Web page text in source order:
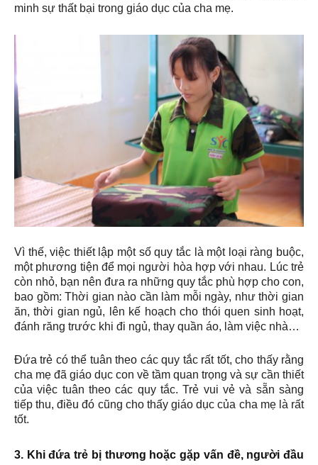
minh sự thất bại trong giáo dục của cha mẹ.
Vì thế, việc thiết lập một số quy tắc là một loại ràng buộc,
một phương tiện để mọi người hòa hợp với nhau. Lúc trẻ
còn nhỏ, bạn nên đưa ra những quy tắc phù hợp cho con,
bao gồm: Thời gian nào cần làm mỗi ngày, như thời gian
ăn, thời gian ngủ, lên kế hoạch cho thói quen sinh hoạt,
đánh răng trước khi đi ngủ, thay quần áo, làm việc nhà…
Đứa trẻ có thể tuân theo các quy tắc rất tốt, cho thấy rằng
cha mẹ đã giáo dục con về tầm quan trọng và sự cần thiết
của việc tuân theo các quy tắc. Trẻ vui vẻ và sẵn sàng
tiếp thu, điều đó cũng cho thấy giáo dục của cha mẹ là rất
tốt.
3. Khi đứa trẻ bị thương hoặc gặp vấn đề, người đầu